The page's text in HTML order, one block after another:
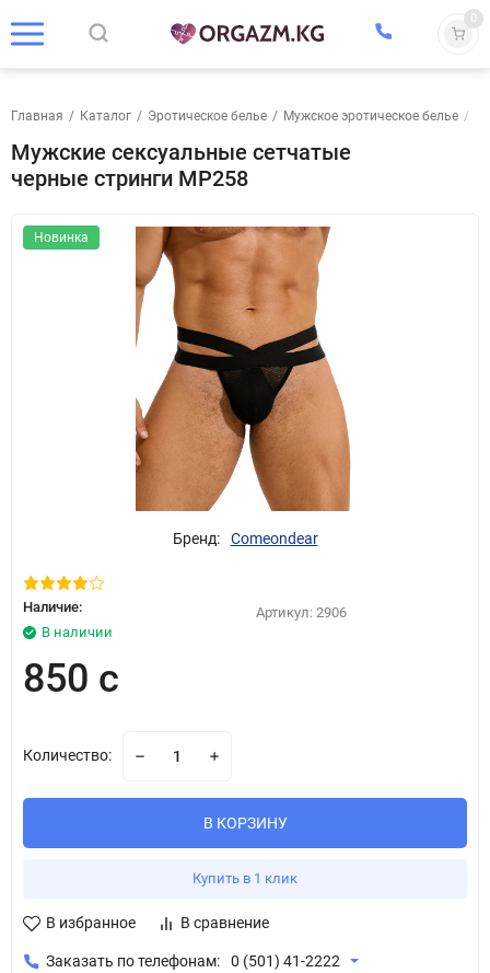
0
Главная / Каталог / Эротическое белье / Мужское эротическое белье /
Мужские сексуальные сетчатые
черные стринги MP258
Новинка
Бренд: Comeondear
Наличие:
В наличии
Артикул: 2906
850 с
Количество:
В КОРЗИНУ
Купить в 1 клик
В избранное В сравнение
Заказать по телефонам: 0 (501) 41-2222